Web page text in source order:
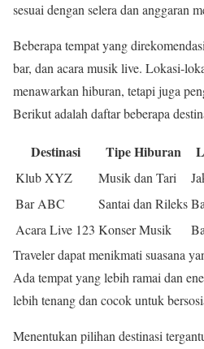
sesuai dengan selera dan anggaran
Beberapa tempat yang
bar, dan acara musik live. Lokasi-
menawarkan hiburan, tetapi juga
Berikut adalah daftar beberapa
Destinasi Tipe Hiburan
Klub XYZ Musik dan Tari
Bar ABC
Santai dan Rileks
Acara Live 123 Konser Musik
Traveler dapat menikmati suasana
Ada tempat yang lebih ramai dan
lebih tenang dan cocok untuk
Menentukan pilihan destinasi